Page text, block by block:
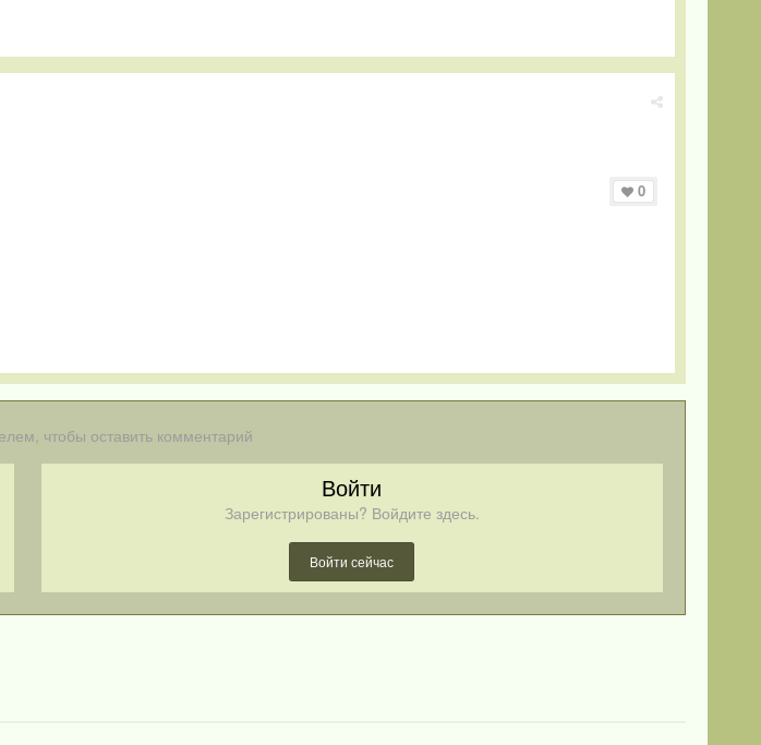
0
чтобы оставить комментарий
Войти
Зарегистрированы? Войдите здесь.
Войти сейчас